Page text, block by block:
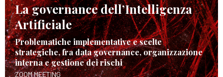
La governance dell’Intelligenza
Artificiale
Problematiche implementative e scelte
strategiche, fra data governance, organizzazione
interna e gestione dei rischi
ZOOM MEETING